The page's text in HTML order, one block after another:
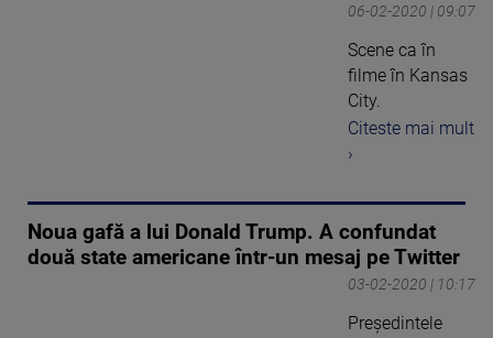
06-02-2020 | 09:07
Scene ca în
filme în Kansas
City.
Citeste mai mult
›
Noua gafă a lui Donald Trump. A confundat
două state americane într-un mesaj pe Twitter
03-02-2020 | 10:17
Preşedintele